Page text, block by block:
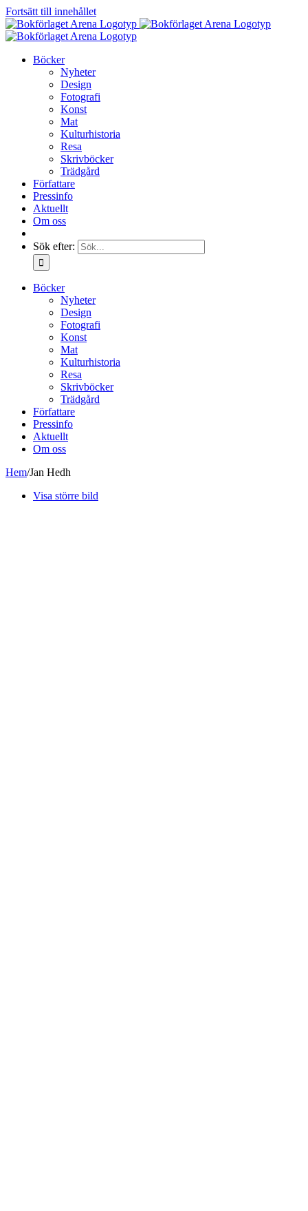
Fortsätt till innehållet
Böcker
Nyheter
Design
Fotografi
Konst
Mat
Kulturhistoria
Resa
Skrivböcker
Trädgård
Författare
Pressinfo
Aktuellt
Om oss
Sök efter:
Böcker
Nyheter
Design
Fotografi
Konst
Mat
Kulturhistoria
Resa
Skrivböcker
Trädgård
Författare
Pressinfo
Aktuellt
Om oss
Hem/Jan Hedh
Visa större bild